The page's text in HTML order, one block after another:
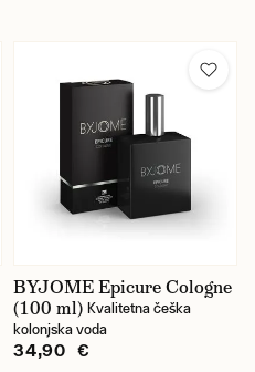
BYJOME Epicure Cologne
(100 ml) Kvalitetna češka
kolonjska voda
34,90 €